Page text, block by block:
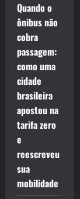
Quando o
ônibus não
cobra
passagem:
como uma
cidade
brasileira
apostou na
tarifa zero
e
reescreveu
sua
mobilidade